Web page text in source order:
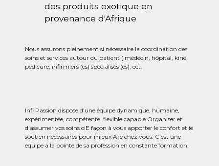
des produits exotique en
provenance d'Afrique
Nous assurons pleinement si nécessaire la coordination des
soins et services autour du patient ( médecin, hôpital, kiné,
pédicure, infirmiers (es) spécialisés (es), ect.
Infi Passion dispose d'une équipe dynamique, humaine,
expérimentée, compétente, flexible capable Organiser et
d'assumer vos soins ciE façon à vous apporter le confort et ie
soutien nécessaires pour mieux Are chez vous. C'est une
équipe à la pointe de sa profession en constante formation.